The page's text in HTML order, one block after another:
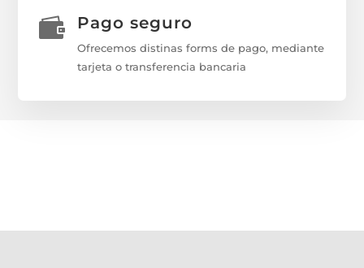
 Pago seguro
Ofrecemos distinas forms de pago, mediante
tarjeta o transferencia bancaria